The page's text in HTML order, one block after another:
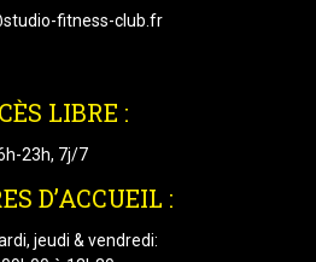
fitness-club.fr
LIBRE :
23h, 7j/7
D’ACCUEIL :
jeudi & vendredi: